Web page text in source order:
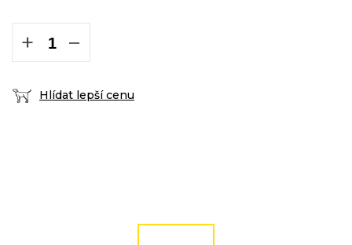
+ −
Hlídat lepší cenu